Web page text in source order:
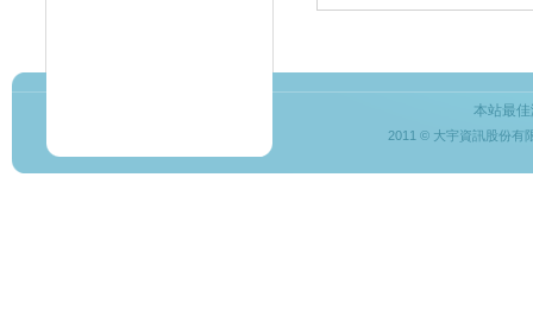
本站最
2011 © 大宇資訊股份有